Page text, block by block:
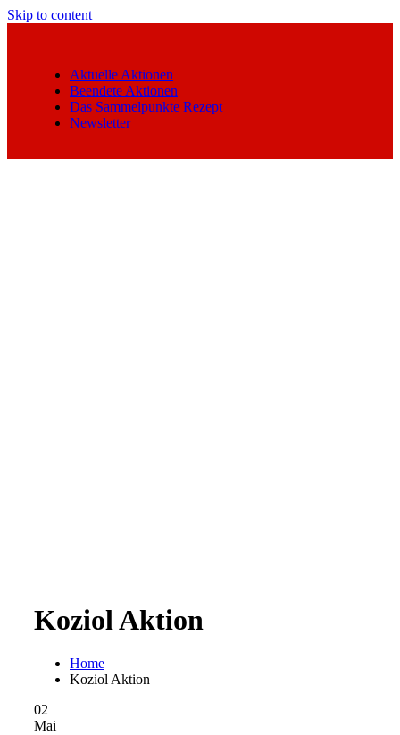
Skip to content
Aktuelle Aktionen
Beendete Aktionen
Das Sammelpunkte Rezept
Newsletter
Koziol Aktion
Home
Koziol Aktion
02
Mai